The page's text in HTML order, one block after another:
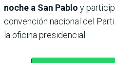
noche a San Pablo y
convención nacional del
la oficina presidencial.